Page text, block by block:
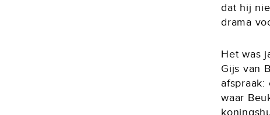
dat hij
drama
Het was
Gijs van
waar